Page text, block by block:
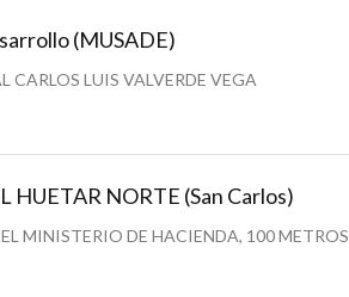
(MUSADE)
CARLOS LUIS VALVERDE VEGA
NORTE (San Carlos)
MINISTERIO DE HACIENDA, 100 METROS